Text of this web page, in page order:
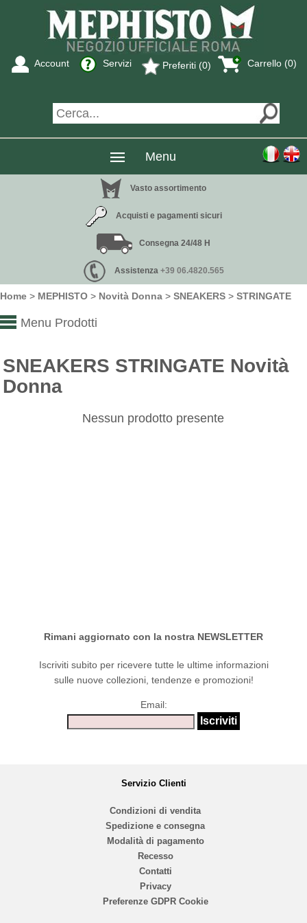
Carrello (0)
Preferiti (0)
Servizi
Account
Menu
Vasto assortimento
Acquisti e pagamenti sicuri
Consegna 24/48 H
Assistenza +39 06.4820.565
Home > MEPHISTO > Novità Donna > SNEAKERS > STRINGATE
Menu Prodotti
SNEAKERS STRINGATE Novità
Donna
Nessun prodotto presente
Rimani aggiornato con la nostra NEWSLETTER
Iscriviti subito per ricevere tutte le ultime informazioni
sulle nuove collezioni, tendenze e promozioni!
Email:
Servizio Clienti
Condizioni di vendita
Spedizione e consegna
Modalità di pagamento
Recesso
Contatti
Privacy
Preferenze GDPR Cookie